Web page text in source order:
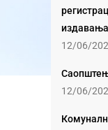
12/06/
12/06/